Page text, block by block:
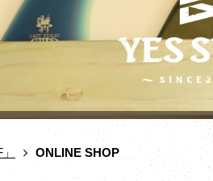
ONLINE SHOP